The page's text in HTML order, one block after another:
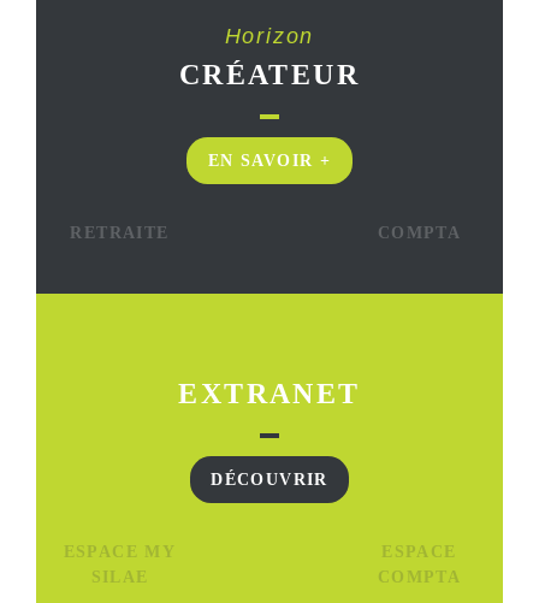
Horizon
CRÉATEUR
EN SAVOIR +
RETRAITE COMPTA
EXTRANET
DÉCOUVRIR
ESPACE MY
SILAE
ESPACE
COMPTA